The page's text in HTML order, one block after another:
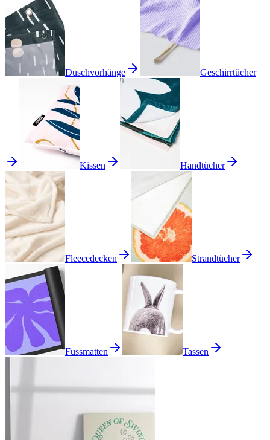
Duschvorhänge Geschirrtücher
Kissen Handtücher
Fleecedecken Strandtücher
Fussmatten Tassen